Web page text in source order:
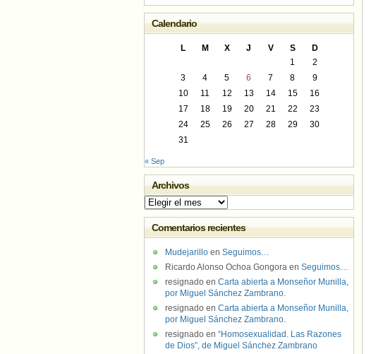
Calendario
L M X J V S
D
1
2
3
4 5 6 7 8
9
10
11 12 13 14 15
16
17
18 19 20 21 22
23
24
25 26 27 28 29
30
31
« Sep
Archivos
Archivos
Comentarios recientes
Mudejarillo en Seguimos…
Ricardo Alonso Ochoa Gongora en Seguimos…
resignado en Carta abierta a Monseñor Munilla,
por Miguel Sánchez Zambrano.
resignado en Carta abierta a Monseñor Munilla,
por Miguel Sánchez Zambrano.
resignado en “Homosexualidad. Las Razones
de Dios”, de Miguel Sánchez Zambrano